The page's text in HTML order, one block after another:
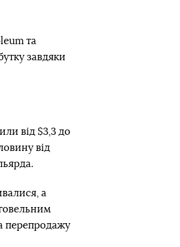
та
завдяки
від $3,3 до
від
а
перепродажу